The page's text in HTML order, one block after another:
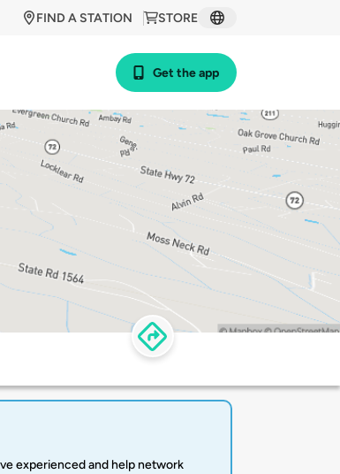
STORE
FIND A STATION
Get the app
experienced and help network